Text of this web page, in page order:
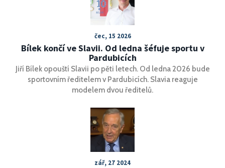
čec, 15 2026
Bílek končí ve Slavii. Od ledna šéfuje sportu v
Pardubicích
Jiří Bílek opouští Slavii po pěti letech. Od ledna 2026 bude
sportovním ředitelem v Pardubicích. Slavia reaguje
modelem dvou ředitelů.
zář, 27 2024